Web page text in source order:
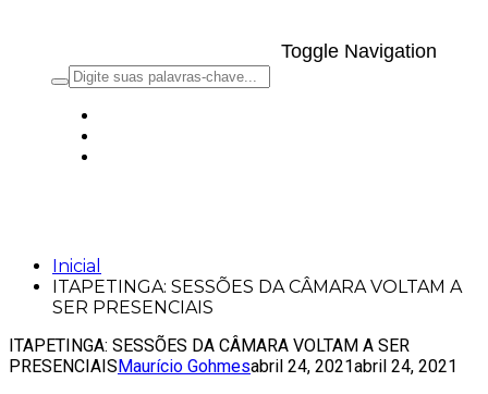
Toggle Navigation
Inicial
ITAPETINGA: SESSÕES DA CÂMARA VOLTAM A
SER PRESENCIAIS
ITAPETINGA: SESSÕES DA CÂMARA VOLTAM A SER
PRESENCIAIS Maurício Gohmesabril 24, 2021abril 24, 2021